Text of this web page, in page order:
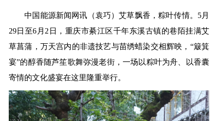
中国能源新闻网讯（袁巧）艾草飘香，粽叶传情。5月
29日至6月2日，重庆市綦江区千年东溪古镇的巷陌挂满艾
草菖蒲，万天宫内的非遗技艺与苗绣蜡染交相辉映，“簸箕
宴”的醇香随芦笙歌舞弥漫老街，一场以粽叶为舟、以香囊
寄情的文化盛宴在这里隆重举行。